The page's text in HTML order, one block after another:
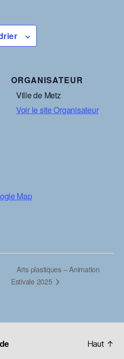
Map
ORGANISATEUR
Ville de Metz
Voir le site Organisateur
Arts plastiques – Animation
Estivale 2025
Haut ↑